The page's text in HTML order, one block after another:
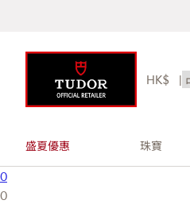
HK$ |
盛夏優惠 珠寶
0
0